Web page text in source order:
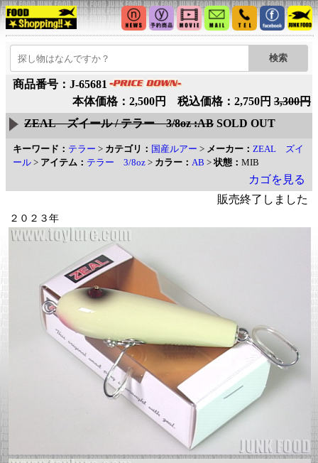
商品番号：J-65681
本体価格：2,500円 税込価格：2,750円 3,300円
ZEAL ズイール / テラー 3/8oz :AB SOLD OUT
キーワード： テラー > カテゴリ： 国産ルアー > メーカー： ZEAL ズイ
ール > アイテム： テラー 3/8oz > カラー： AB >状態： MIB
カゴを見る
販売終了しました
２０２３年